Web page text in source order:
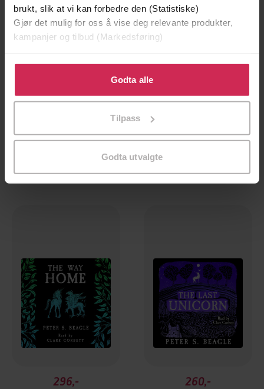
brukt, slik at vi kan forbedre den (Statistiske)
Gjør det mulig for oss å vise deg relevante produkter,
kampanjer og tilbud (Markedsføring)
Klikk på «Godta alle» for å gi oss ditt samtykke til å
bruke cookies for alle disse formålene. Du kan også
tilpasse ditt samtykke til spesifikke formål ved å klikke
Godta alle
Tilpass
Godta utvalgte
Ali McNamara
Emily Gunnis
296,-
260,-